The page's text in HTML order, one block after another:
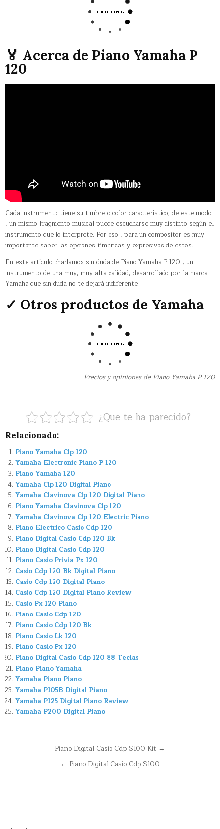
🏅 Acerca de Piano Yamaha P
120
Cada instrumento tiene su timbre o color característico; de este modo
, un mismo fragmento musical puede escucharse muy distinto según el
instrumento que lo interprete. Por eso , para un compositor es muy
importante saber las opciones tímbricas y expresivas de estos.
En este artículo charlamos sin duda de Piano Yamaha P 120 , un
instrumento de una muy, muy alta calidad, desarrollado por la marca
Yamaha que sin duda no te dejará indiferente.
✓ Otros productos de Yamaha
Precios y opiniones de Piano Yamaha P 120
¿Que te ha parecido?
Relacionado:
Piano Yamaha Clp 120
Yamaha Electronic Piano P 120
Piano Yamaha 120
Yamaha Clp 120 Digital Piano
Yamaha Clavinova Clp 120 Digital Piano
Piano Yamaha Clavinova Clp 120
Yamaha Clavinova Clp 120 Electric Piano
Piano Electrico Casio Cdp 120
Piano Digital Casio Cdp 120 Bk
Piano Digital Casio Cdp 120
Piano Casio Privia Px 120
Casio Cdp 120 Bk Digital Piano
Casio Cdp 120 Digital Piano
Casio Cdp 120 Digital Piano Review
Casio Px 120 Piano
Piano Casio Cdp 120
Piano Casio Cdp 120 Bk
Piano Casio Lk 120
Piano Casio Px 120
Piano Digital Casio Cdp 120 88 Teclas
Piano Piano Yamaha
Yamaha Piano Piano
Yamaha P105B Digital Piano
Yamaha P125 Digital Piano Review
Yamaha P200 Digital Piano
NavegaciónPiano Digital Casio Cdp S100 Kit →
← Piano Digital Casio Cdp S100